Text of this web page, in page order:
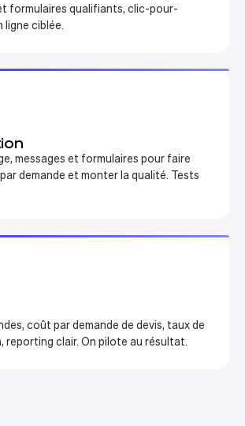
formulaires qualifiants, clic-pour-
ligne ciblée.
messages et formulaires pour faire
demande et monter la qualité. Tests
coût par demande de devis, taux de
reporting clair. On pilote au résultat.